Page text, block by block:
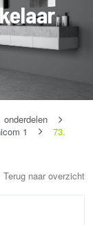
onderdelen
1
73.
Terug naar overzicht